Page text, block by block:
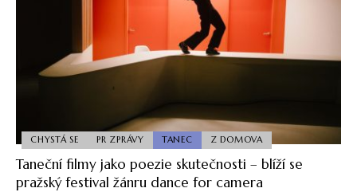
CHYSTÁ SE PR ZPRÁVY TANEC Z DOMOVA
Taneční filmy jako poezie skutečnosti – blíží se
pražský festival žánru dance for camera